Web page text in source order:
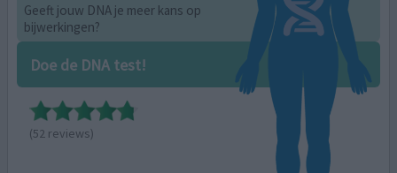
Geeft jouw DNA je meer kans op
bijwerkingen?
Doe de DNA test!
(52 reviews)